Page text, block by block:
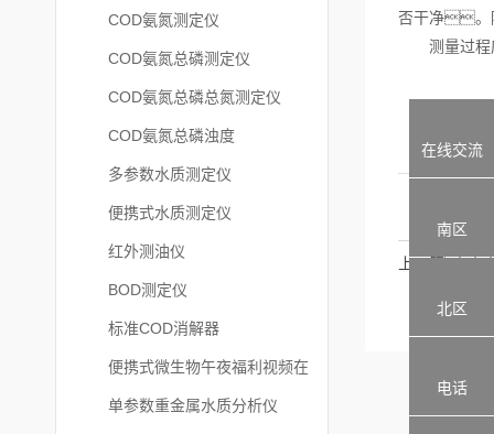
COD氨氮测定仪
COD氨氮总磷测定仪
COD氨氮总磷总氮测定仪
COD氨氮总磷浊度
多参数水质测定仪
便携式水质测定仪
红外测油仪
BOD测定仪
标准COD消解器
便携式微生物午夜福利视频在
线观看
单参数重金属水质分析仪
否干净。
测量过程
上一篇
在线交流
南区
北区
电话